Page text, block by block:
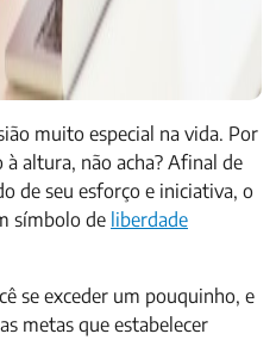
muito especial na vida. Por
altura, não acha? Afinal de
de seu esforço e iniciativa, o
símbolo de liberdade
se exceder um pouquinho, e
metas que estabelecer